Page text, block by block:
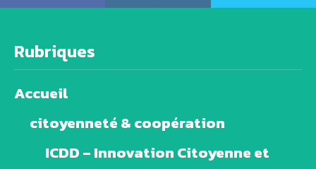
Rubriques
Accueil
citoyenneté & coopération
ICDD – Innovation Citoyenne et